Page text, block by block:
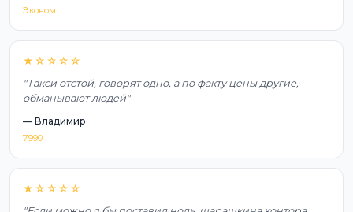
Эконом
★☆☆☆☆
"Такси отстой, говорят одно, а по факту цены другие,
обманывают людей"
— Владимир
7990
★☆☆☆☆